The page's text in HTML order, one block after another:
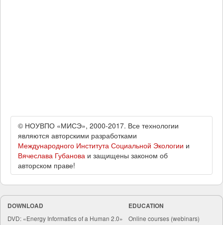
© НОУВПО «МИСЭ», 2000-2017. Все технологии
являются авторскими разработками
Международного Института Социальной Экологии и
Вячеслава Губанова и защищены законом об
авторском праве!
DOWNLOAD
DVD: «Energy Informatics of a Human 2.0»
EDUCATION
Online courses (webinars)